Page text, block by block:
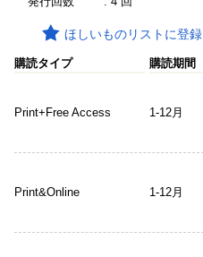
ほしいものリストに登録
購読タイプ 購読期間
Print+Free Access 1-12月
Print&Online 1-12月